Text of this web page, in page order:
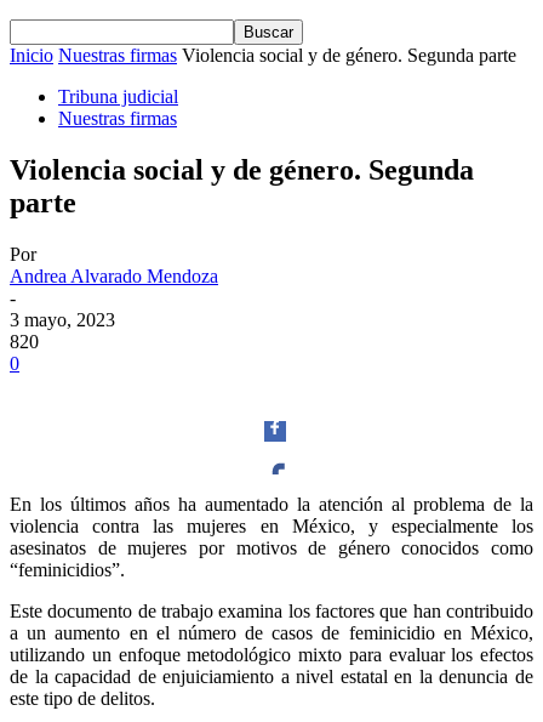
Inicio Nuestras firmas Violencia social y de género. Segunda parte
Tribuna judicial
Nuestras firmas
Violencia social y de género. Segunda
parte
Por
Andrea Alvarado Mendoza
-
3 mayo, 2023
820
0
Facebook
Twitter
En los últimos años ha aumentado la atención al problema de la
violencia contra las mujeres en México, y especialmente los
asesinatos de mujeres por motivos de género conocidos como
“feminicidios”.
Este documento de trabajo examina los factores que han contribuido
a un aumento en el número de casos de feminicidio en México,
utilizando un enfoque metodológico mixto para evaluar los efectos
de la capacidad de enjuiciamiento a nivel estatal en la denuncia de
este tipo de delitos.